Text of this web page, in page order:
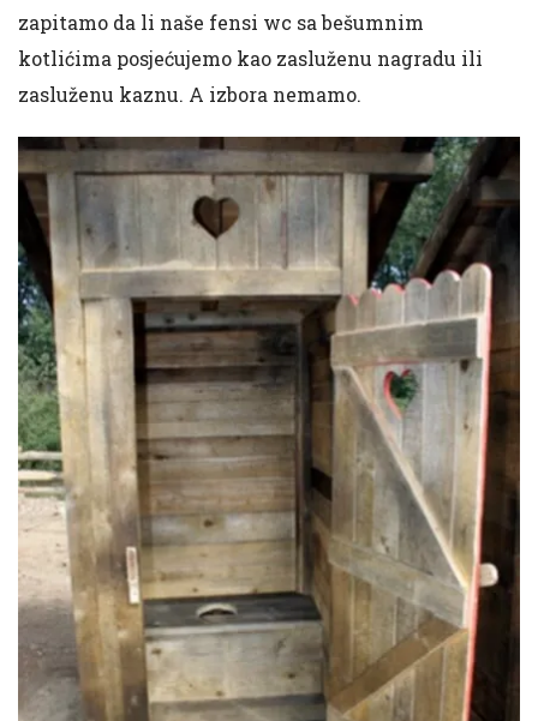
zapitamo da li naše fensi wc sa bešumnim
kotlićima posjećujemo kao zasluženu nagradu ili
zasluženu kaznu. A izbora nemamo.